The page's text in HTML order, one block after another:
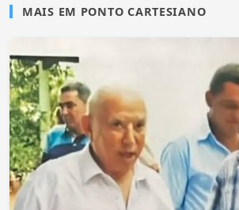
MAIS EM PONTO CARTESIANO